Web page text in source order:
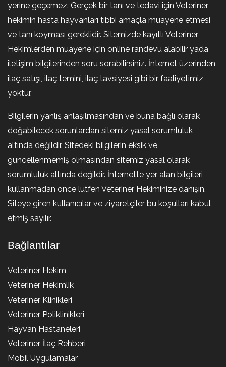
yerine geçemez. Gerçek bir tanı ve tedavi için Veteriner
hekimin hasta hayvanları tıbbi amaçla muayene etmesi
ve tanı koyması gereklidir. Sitemizde kayıtlı Veteriner
Hekimlerden muayene için online randevu alabilir yada
iletişim bilgilerinden soru sorabilirsiniz. İnternet üzerinden
ilaç satışı, ilaç temini, ilaç tavsiyesi gibi bir faaliyetimiz
yoktur.
Bilgilerin yanlış anlaşılmasından ve buna bağlı olarak
doğabilecek sorunlardan sitemiz yasal sorumluluk
altında değildir. Sitedeki bilgilerin eksik ve
güncellenmemiş olmasından sitemiz yasal olarak
sorumluluk altında değildir. İnternette yer alan bilgileri
kullanmadan önce lütfen Veteriner Hekiminize danışın.
Siteye giren kullanıcılar ve ziyaretçiler bu koşulları kabul
etmiş sayılır.
Bağlantılar
Veteriner Hekim
Veteriner Hekimlik
Veteriner Klinikleri
Veteriner Poliklinikleri
Hayvan Hastaneleri
Veteriner İlaç Rehberi
Mobil Uygulamalar